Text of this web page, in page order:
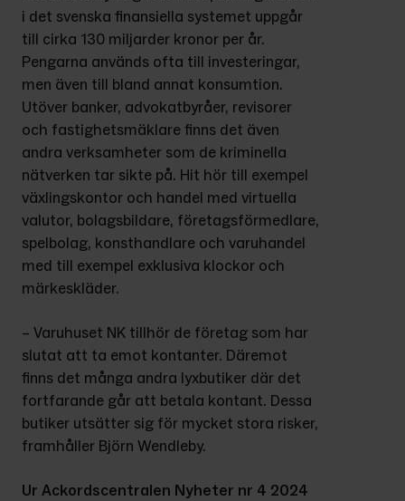
i det svenska finansiella systemet uppgår
till cirka 130 miljarder kronor per år.
Pengarna används ofta till investeringar,
men även till bland annat konsumtion.
Utöver banker, advokatbyråer, revisorer
och fastighetsmäklare finns det även
andra verksamheter som de kriminella
nätverken tar sikte på. Hit hör till exempel
växlingskontor och handel med virtuella
valutor, bolagsbildare, företagsförmedlare,
spelbolag, konsthandlare och varuhandel
med till exempel exklusiva klockor och
märkeskläder.
– Varuhuset NK tillhör de företag som har
slutat att ta emot kontanter. Däremot
finns det många andra lyxbutiker där det
fortfarande går att betala kontant. Dessa
butiker utsätter sig för mycket stora risker,
framhåller Björn Wendleby.
Ur Ackordscentralen Nyheter nr 4 2024